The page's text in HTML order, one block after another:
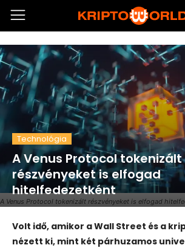
A Venus Protocol tokenizált részvényeket is elfogad
Technológia
A Venus Protocol tokenizált
részvényeket is elfogad
hitelfedezetként
Volt idő, amikor a Wall Street és a
nézett ki, mint két párhuzamos